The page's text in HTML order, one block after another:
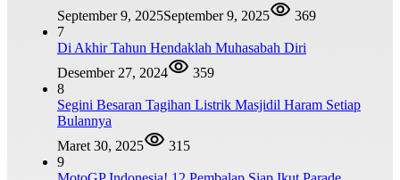
September 9, 2025September 9, 2025
369
7
Di Akhir Tahun Hendaklah Muhasabah Diri
Desember 27, 2024
359
8
Segini Besaran Tagihan Listrik Masjidil Haram Setiap
Bulannya
Maret 30, 2025
315
9